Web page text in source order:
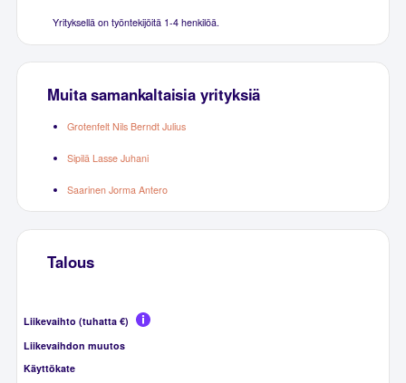
Yrityksellä on työntekijöitä 1-4 henkilöä.
Muita samankaltaisia yrityksiä
Grotenfelt Nils Berndt Julius
Sipilä Lasse Juhani
Saarinen Jorma Antero
Talous
Liikevaihto (tuhatta €)
Liikevaihdon muutos
Käyttökate